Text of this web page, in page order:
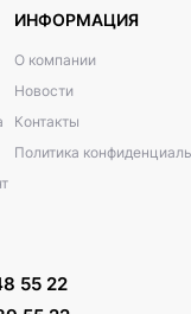
ИНФОРМАЦИЯ
О компании
Новости
Контакты
Политика
55 22